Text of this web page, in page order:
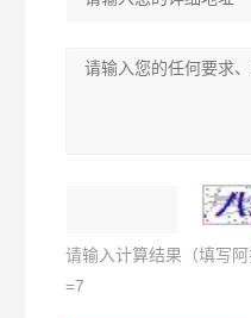
请输入计算结果（填写
=7